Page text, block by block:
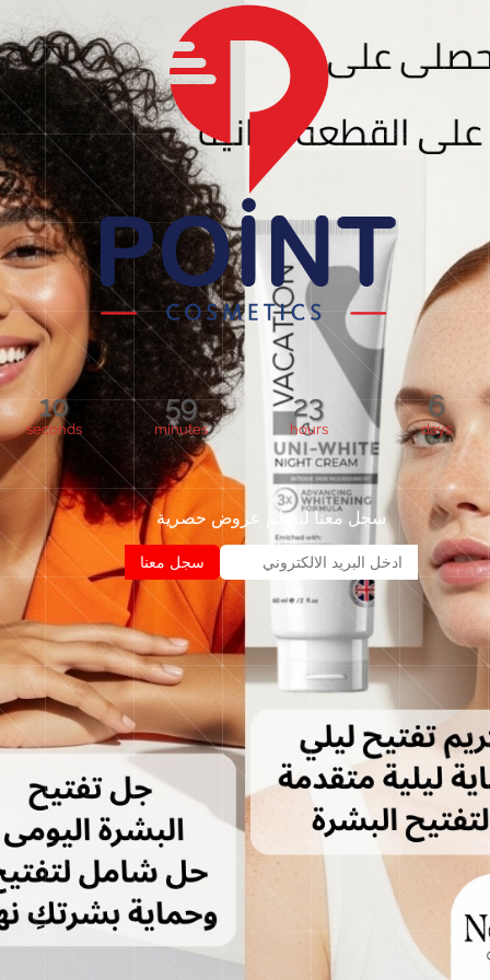
6
days
23
hours
59
minutes
10
seconds
سجل معنا ليصلم عروض حصرية